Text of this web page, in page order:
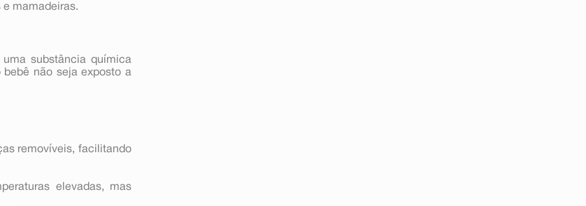
mamadeiras.
substância química
não seja exposto a
removíveis, facilitando
elevadas, mas